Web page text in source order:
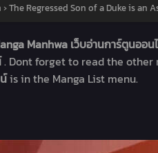
›The Regressed Son of a Duke is an
Manhwa เว็บอ่านการ์ตูนออน
. Dont forget to read the other
is in the Manga List menu.